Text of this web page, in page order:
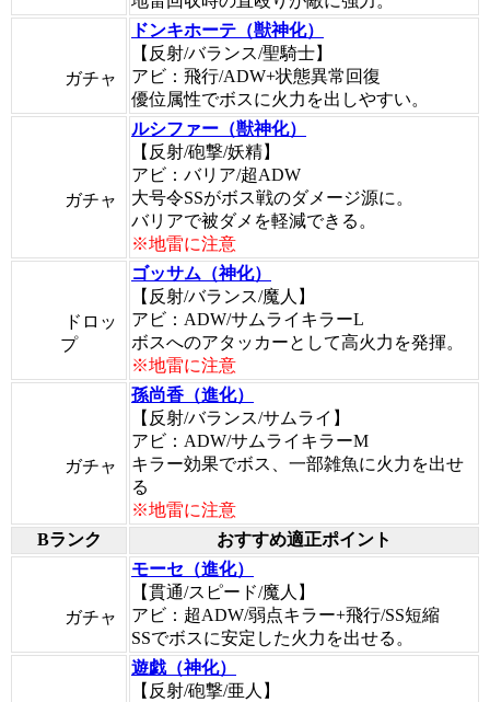
ガチャ
ドンキホーテ（獣神化）
【反射/バランス/聖騎士】
アビ：飛行/ADW+状態異常回復
優位属性でボスに火力を出しやすい。
ガチャ
ルシファー（獣神化）
【反射/砲撃/妖精】
アビ：バリア/超ADW
大号令SSがボス戦のダメージ源に。
バリアで被ダメを軽減できる。
※地雷に注意
ドロッ
プ
ゴッサム（神化）
【反射/バランス/魔人】
アビ：ADW/サムライキラーL
ボスへのアタッカーとして高火力を発揮。
※地雷に注意
ガチャ
孫尚香（進化）
【反射/バランス/サムライ】
アビ：ADW/サムライキラーM
キラー効果でボス、一部雑魚に火力を出せ
る
※地雷に注意
Bランク
おすすめ適正ポイント
ガチャ
モーセ（進化）
【貫通/スピード/魔人】
アビ：超ADW/弱点キラー+飛行/SS短縮
SSでボスに安定した火力を出せる。
遊戯（神化）
【反射/砲撃/亜人】